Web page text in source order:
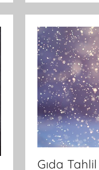
Gıda